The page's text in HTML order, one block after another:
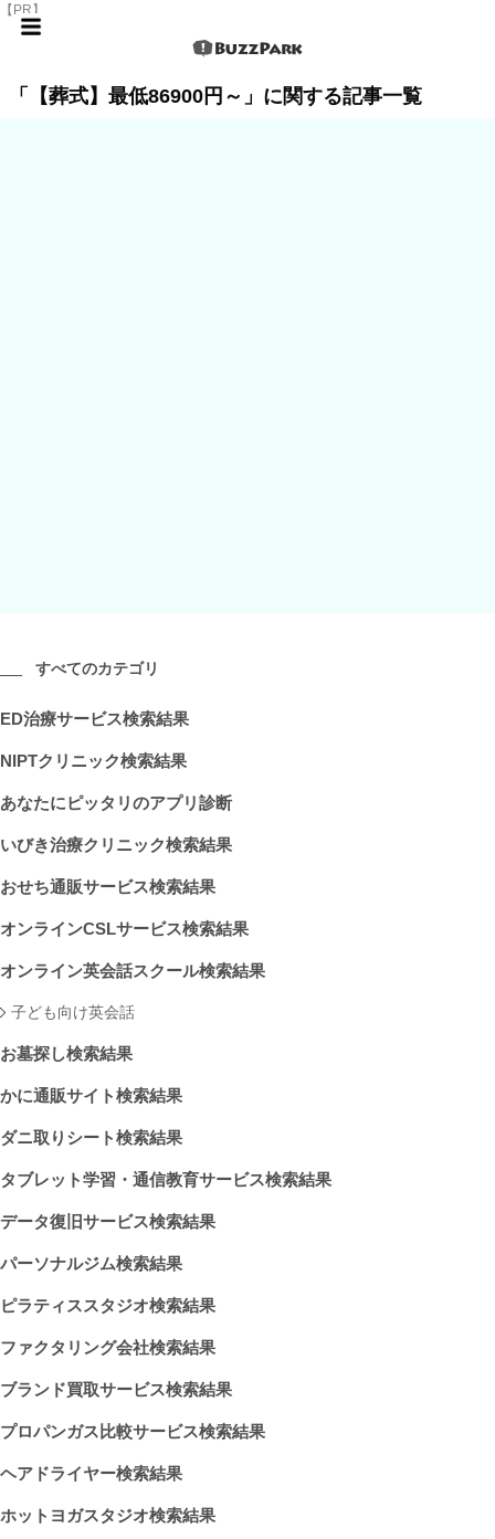
【PR】
「【葬式】最低86900円～」に関する記事一覧
すべてのカテゴリ
ED治療サービス検索結果
NIPTクリニック検索結果
あなたにピッタリのアプリ診断
いびき治療クリニック検索結果
おせち通販サービス検索結果
オンラインCSLサービス検索結果
オンライン英会話スクール検索結果
子ども向け英会話
お墓探し検索結果
かに通販サイト検索結果
ダニ取りシート検索結果
タブレット学習・通信教育サービス検索結果
データ復旧サービス検索結果
パーソナルジム検索結果
ピラティススタジオ検索結果
ファクタリング会社検索結果
ブランド買取サービス検索結果
プロパンガス比較サービス検索結果
ヘアドライヤー検索結果
ホットヨガスタジオ検索結果